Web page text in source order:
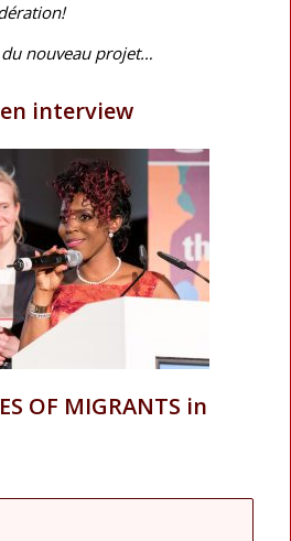
du nouveau projet…
interview
OF MIGRANTS in